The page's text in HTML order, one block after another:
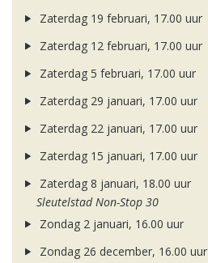
Zaterdag 19 februari, 17.00 uur
Zaterdag 12 februari, 17.00 uur
Zaterdag 5 februari, 17.00 uur
Zaterdag 29 januari, 17.00 uur
Zaterdag 22 januari, 17.00 uur
Zaterdag 15 januari, 17.00 uur
Zaterdag 8 januari, 18.00 uur
Sleutelstad Non-Stop 30
Zondag 2 januari, 16.00 uur
Zondag 26 december, 16.00 uur